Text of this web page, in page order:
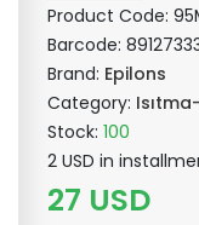
Product Code:
Barcode:
Brand: Epilons
Category:
Stock: 100
2 USD in
27 USD